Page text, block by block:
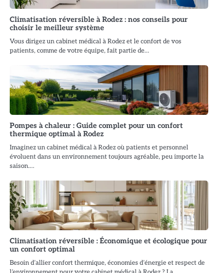
Climatisation réversible à Rodez : nos conseils pour
choisir le meilleur système
Vous dirigez un cabinet médical à Rodez et le confort de vos
patients, comme de votre équipe, fait partie de…
Pompes à chaleur : Guide complet pour un confort
thermique optimal à Rodez
Imaginez un cabinet médical à Rodez où patients et personnel
évoluent dans un environnement toujours agréable, peu importe la
saison.…
Climatisation réversible : Économique et écologique pour
un confort optimal
Besoin d’allier confort thermique, économies d’énergie et respect de